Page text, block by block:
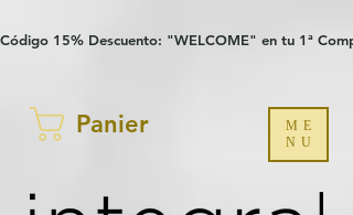
Código 15% Descuento: "WELCOME" en tu 1ª
Panier
ME
NU